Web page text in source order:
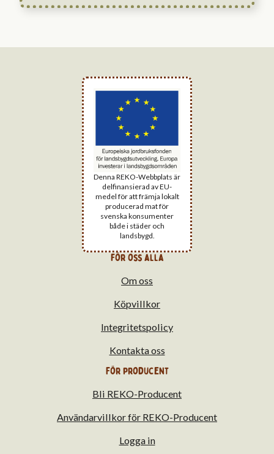
För producent
Bli REKO-Producent
Användarvillkor för REKO-Producent
Logga in
för oss alla
Om oss
Köpvillkor
Integritetspolicy
Kontakta oss
Denna REKO-Webbplats är
delfinansierad av EU-
medel för att främja lokalt
producerad mat för
svenska konsumenter
både i städer och
landsbygd.